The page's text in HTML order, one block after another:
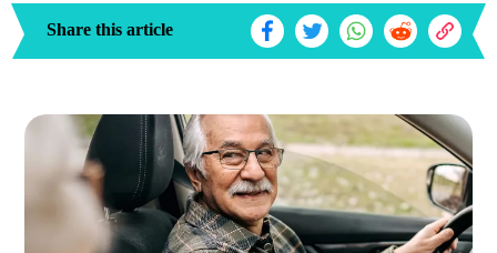
Share this article